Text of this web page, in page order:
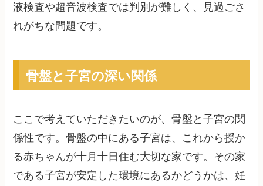
液検査や超音波検査では判別が難しく、見過ごさ
れがちな問題です。
骨盤と子宮の深い関係
ここで考えていただきたいのが、骨盤と子宮の関
係性です。骨盤の中にある子宮は、これから授か
る赤ちゃんが十月十日住む大切な家です。その家
である子宮が安定した環境にあるかどうかは、妊